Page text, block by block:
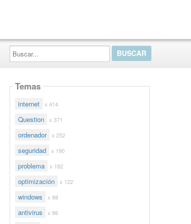
Buscar...
Temas
internet x 414
Question x 371
ordenador x 252
seguridad x 190
problema x 182
optimización x 122
windows x 88
antivirus x 86